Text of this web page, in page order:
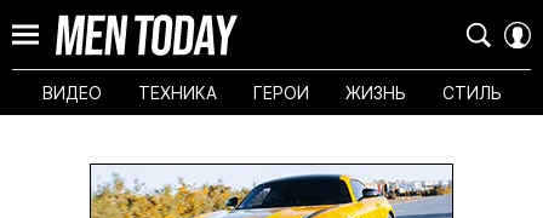
ВИДЕО ТЕХНИКА ГЕРОИ ЖИЗНЬ СТИЛЬ